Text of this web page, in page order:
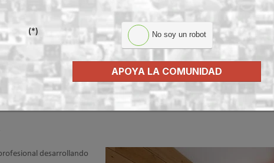
con la nueva gama de fancoils
desarrollando
(*) No soy un robot
APOYA LA COMUNIDAD